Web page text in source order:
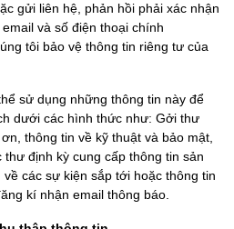
gửi liên hệ, phản hồi phải xác nhận
và số điện thoại chính
tôi bảo vệ thông tin riêng tư của
sử dụng những thông tin này để
dưới các hình thức như: Gởi thư
thông tin về kỹ thuật và bảo mật,
định kỳ cung cấp thông tin sản
các sự kiện sắp tới hoặc thông tin
kí nhận email thông báo.